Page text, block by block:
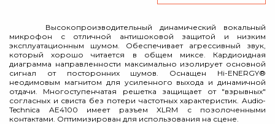
Высокопроизводительный динамический вокальный
микрофон с отличной антишоковой защитой и низким
эксплуатационным шумом. Обеспечивает агрессивный звук,
который хорошо читается в общем миксе. Кардиоидная
диаграмма направленности максимально изолирует основной
сигнал от посторонних шумов. Оснащен Hi-ENERGY®
неодимовым магнитом для усиленного выхода и динамичной
отдачи. Многоступенчатая решетка защищает от "взрывных"
согласных и свиста без потери частотных характеристик. Audio-
Technica AE4100 имеет разъем XLRM с позолоченными
контактами. Оптимизирован для использования на сцене.